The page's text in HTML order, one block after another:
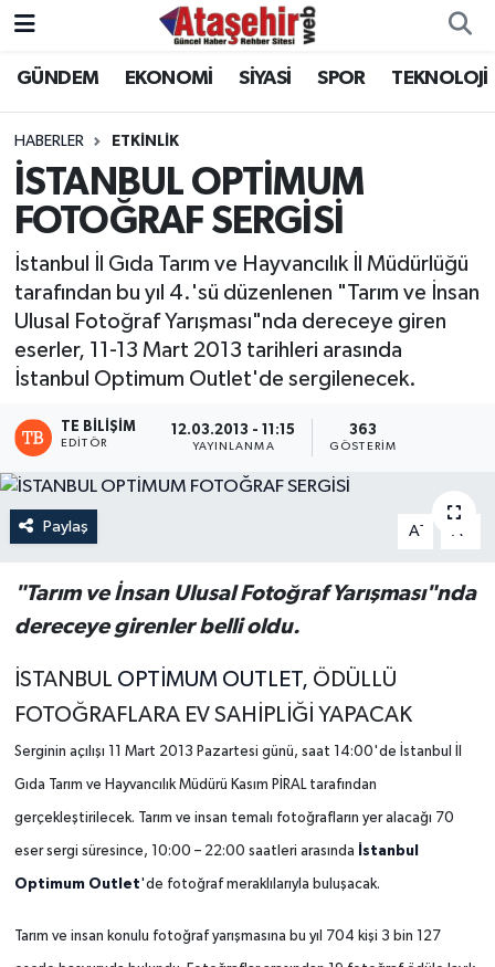
GÜNDEM EKONOMİ SİYASİ SPOR TEKNOLOJİ
HABERLER ETKİNLİK
İSTANBUL OPTİMUM
FOTOĞRAF SERGİSİ
İstanbul İl Gıda Tarım ve Hayvancılık İl Müdürlüğü
tarafından bu yıl 4.'sü düzenlenen "Tarım ve İnsan
Ulusal Fotoğraf Yarışması"nda dereceye giren
eserler, 11-13 Mart 2013 tarihleri arasında
İstanbul Optimum Outlet'de sergilenecek.
TE BILIŞIM
EDITÖR
12.03.2013 - 11:15
YAYINLANMA
363
GÖSTERIM
Paylaş A- A
"Tarım ve İnsan Ulusal Fotoğraf Yarışması"nda
dereceye girenler belli oldu.
İSTANBUL OPTİMUM OUTLET, ÖDÜLLÜ
FOTOĞRAFLARA EV SAHİPLİĞİ YAPACAK
Serginin açılışı 11 Mart 2013 Pazartesi günü, saat 14:00'de İstanbul İl
Gıda Tarım ve Hayvancılık Müdürü Kasım PİRAL tarafından
gerçekleştirilecek. Tarım ve insan temalı fotoğrafların yer alacağı 70
eser sergi süresince, 10:00 – 22:00 saatleri arasında İstanbul
Optimum Outlet'de fotoğraf meraklılarıyla buluşacak.
Tarım ve insan konulu fotoğraf yarışmasına bu yıl 704 kişi 3 bin 127
Hava Durumu
Trafik Durumu
Süper Lig Puan Durumu ve Fikstür
Tüm Manşetler
Son Dakika Haberleri
Haber Arşivi